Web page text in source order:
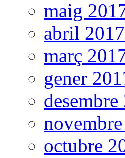
maig
abril 2017
març
gener
octubre